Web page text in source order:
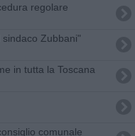
regolare
Zubbani"
in tutta la Toscana
comunale